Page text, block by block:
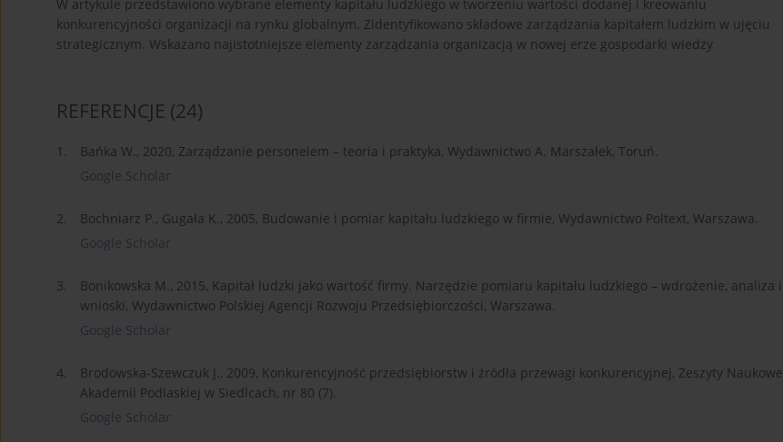
W artykule przedstawiono wybrane elementy kapitału ludzkiego w tworzeniu wartości dodanej i kreowaniu
konkurencyjności organizacji na rynku globalnym. Zidentyfikowano składowe zarządzania kapitałem ludzkim w ujęciu
strategicznym. Wskazano najistotniejsze elementy zarządzania organizacją w nowej erze gospodarki wiedzy
REFERENCJE (24)
1.
Bańka W., 2020, Zarządzanie personelem – teoria i praktyka, Wydawnictwo A. Marszałek, Toruń.
Google Scholar
2.
Bochniarz P., Gugała K., 2005, Budowanie i pomiar kapitału ludzkiego w firmie, Wydawnictwo Poltext, Warszawa.
Google Scholar
3.
Bonikowska M., 2015, Kapitał ludzki jako wartość firmy. Narzędzie pomiaru kapitału ludzkiego – wdrożenie, analiza i
wnioski, Wydawnictwo Polskiej Agencji Rozwoju Przedsiębiorczości, Warszawa.
Google Scholar
4.
Brodowska-Szewczuk J., 2009, Konkurencyjność przedsiębiorstw i źródła przewagi konkurencyjnej, Zeszyty Naukowe
Akademii Podlaskiej w Siedlcach, nr 80 (7).
Google Scholar